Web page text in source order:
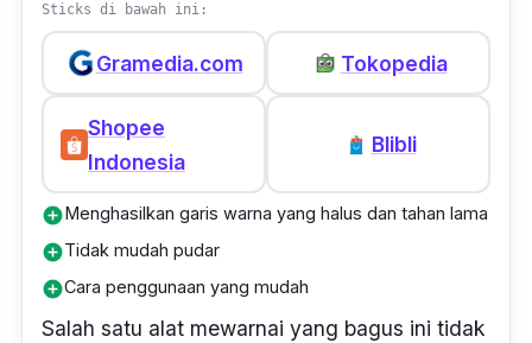
Sticks di bawah ini:
Gramedia.com Tokopedia
Shopee
Indonesia
Blibli
add_circleMenghasilkan garis warna yang halus dan tahan lama
add_circleTidak mudah pudar
add_circleCara penggunaan yang mudah
Salah satu alat mewarnai yang bagus ini tidak